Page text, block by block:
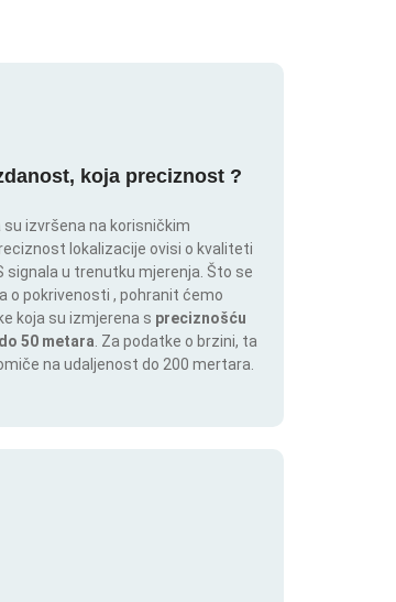
koja preciznost ?
su izvršena na korisničkim
lokalizacije ovisi o kvaliteti
signala u trenutku mjerenja. Što se
o pokrivenosti , pohranit ćemo
koja su izmjerena s preciznošću
50 metara . Za podatke o brzini, ta
na udaljenost do 200 mertara.